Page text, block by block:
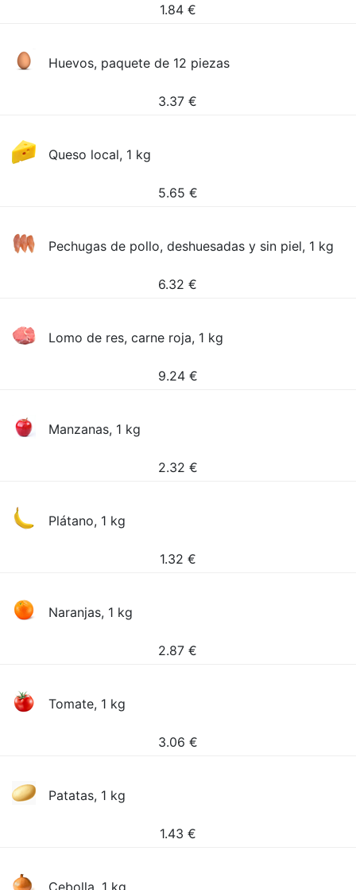
1.84 €
Huevos, paquete de 12 piezas
3.37 €
Queso local, 1 kg
5.65 €
Pechugas de pollo, deshuesadas y sin piel, 1 kg
6.32 €
Lomo de res, carne roja, 1 kg
9.24 €
Manzanas, 1 kg
2.32 €
Plátano, 1 kg
1.32 €
Naranjas, 1 kg
2.87 €
Tomate, 1 kg
3.06 €
Patatas, 1 kg
1.43 €
Cebolla, 1 kg